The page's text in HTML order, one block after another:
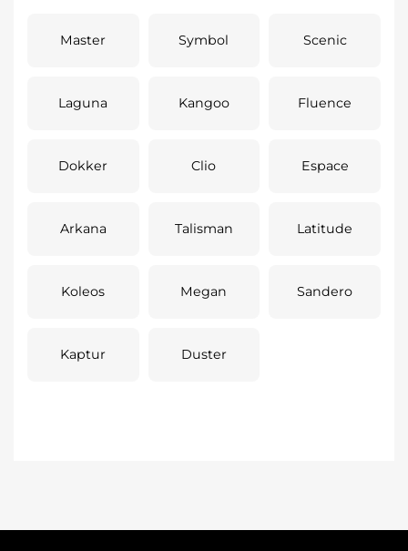
Master Symbol Scenic
Laguna Kangoo Fluence
Dokker Clio Espace
Arkana Talisman Latitude
Koleos Megan Sandero
Kaptur Duster